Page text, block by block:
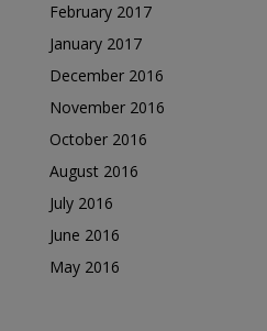
February 2017
January 2017
December 2016
November 2016
October 2016
August 2016
July 2016
June 2016
May 2016